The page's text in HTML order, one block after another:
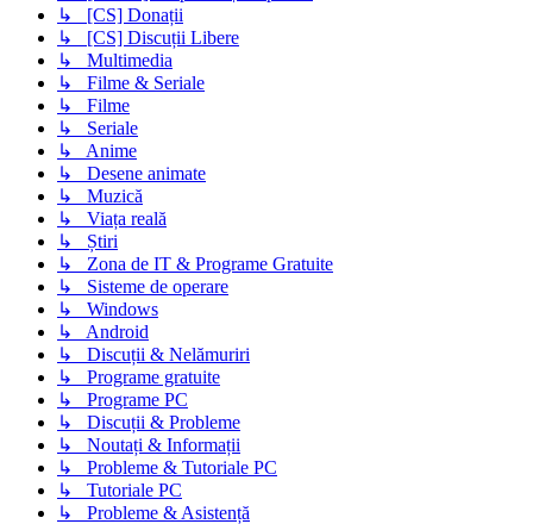
↳ [CS] Donații
↳ [CS] Discuții Libere
↳ Multimedia
↳ Filme & Seriale
↳ Filme
↳ Seriale
↳ Anime
↳ Desene animate
↳ Muzică
↳ Viața reală
↳ Știri
↳ Zona de IT & Programe Gratuite
↳ Sisteme de operare
↳ Windows
↳ Android
↳ Discuții & Nelămuriri
↳ Programe gratuite
↳ Programe PC
↳ Discuții & Probleme
↳ Noutați & Informații
↳ Probleme & Tutoriale PC
↳ Tutoriale PC
↳ Probleme & Asistență